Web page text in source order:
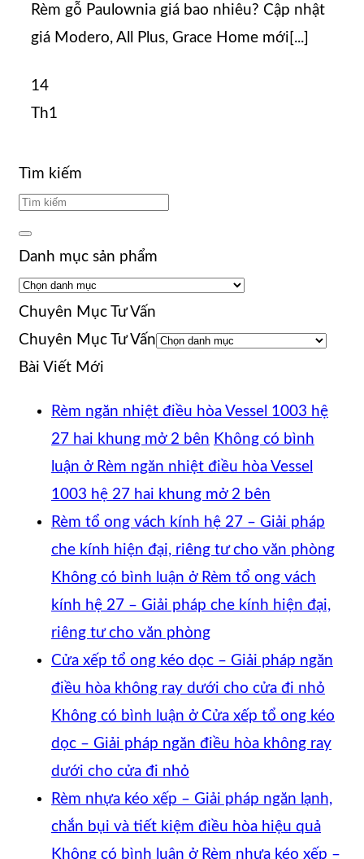
Rèm gỗ Paulownia giá bao nhiêu? Cập nhật
giá Modero, All Plus, Grace Home mới[...]
14
Th1
Tìm kiếm
Danh mục sản phẩm
Chuyên Mục Tư Vấn
Chuyên Mục Tư Vấn
Bài Viết Mới
Rèm ngăn nhiệt điều hòa Vessel 1003 hệ
27 hai khung mở 2 bên Không có bình
luận ở Rèm ngăn nhiệt điều hòa Vessel
1003 hệ 27 hai khung mở 2 bên
Rèm tổ ong vách kính hệ 27 – Giải pháp
che kính hiện đại, riêng tư cho văn phòng
Không có bình luận ở Rèm tổ ong vách
kính hệ 27 – Giải pháp che kính hiện đại,
riêng tư cho văn phòng
Cửa xếp tổ ong kéo dọc – Giải pháp ngăn
điều hòa không ray dưới cho cửa đi nhỏ
Không có bình luận ở Cửa xếp tổ ong kéo
dọc – Giải pháp ngăn điều hòa không ray
dưới cho cửa đi nhỏ
Rèm nhựa kéo xếp – Giải pháp ngăn lạnh,
chắn bụi và tiết kiệm điều hòa hiệu quả
Không có bình luận ở Rèm nhựa kéo xếp –